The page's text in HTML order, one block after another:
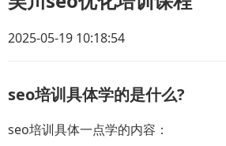
2025-05-19 10:18:54
seo培训具体学的是什么?
seo培训具体一点学的内容：